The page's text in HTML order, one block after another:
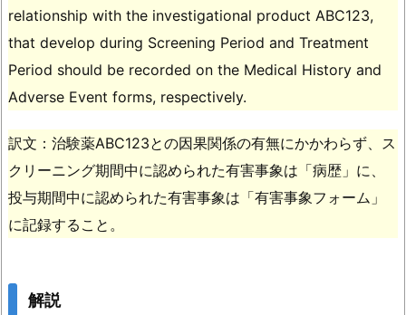
relationship with the investigational product ABC123,
that develop during Screening Period and Treatment
Period should be recorded on the Medical History and
Adverse Event forms, respectively.
訳文：治験薬ABC123との因果関係の有無にかかわらず、ス
クリーニング期間中に認められた有害事象は「病歴」に、
投与期間中に認められた有害事象は「有害事象フォーム」
に記録すること。
解説